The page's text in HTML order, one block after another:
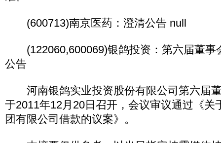
(600713)南京医药：澄清公告 null
(122060,600069)银鸽投资：第六届董事
公告
河南银鸽实业投资股份有限公司第六届
于2011年12月20日召开，会议审议通过《关
团有限公司借款的议案》。